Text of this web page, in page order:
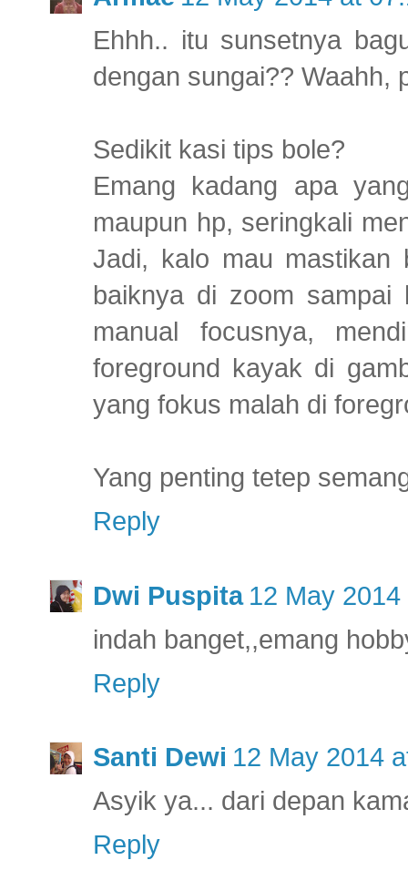
Ehhh.. itu sunsetnya
dengan sungai?? Waahh,
Sedikit kasi tips bole?
Emang kadang apa
maupun hp, seringkali
Jadi, kalo mau mastikan
baiknya di zoom
manual focusnya,
foreground kayak di
yang fokus malah di
Yang penting tetep
Reply
Dwi Puspita 12 May
indah banget,,emang
Reply
Santi Dewi 12 May 2014
Asyik ya... dari depan
Reply